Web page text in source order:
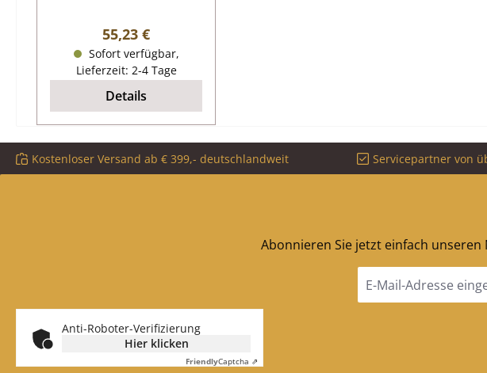
inklusive Kleber
Regulärer Preis:
55,23 €
Sofort verfügbar,
Lieferzeit: 2-4 Tage
Details
Kostenloser Versand ab € 399,- deutschlandweit Servicepartner von
Abonnieren Sie jetzt einfach
Mail-
Anti-Roboter-Verifizierung
Hier klicken
FriendlyCaptcha ⇗